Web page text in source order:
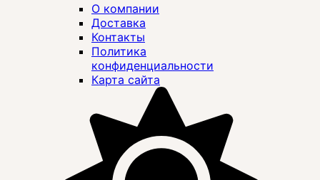
О компании
Доставка
Контакты
Политика
конфиденциальности
Карта сайта